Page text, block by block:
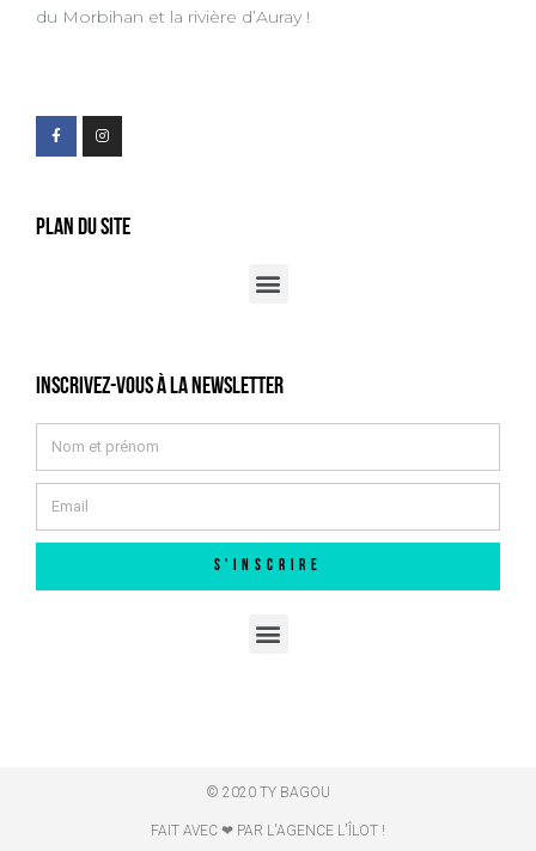
du Morbihan et la rivière d’Auray !
Plan du site
Inscrivez-vous à la newsletter
S'INSCRIRE
© 2020 TY BAGOU
FAIT AVEC ❤ PAR L'AGENCE L'ÎLOT !